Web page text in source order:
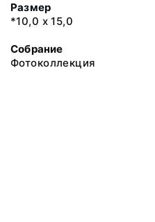
Размер
*10,0 х 15,0
Собрание
Фотоколлекция